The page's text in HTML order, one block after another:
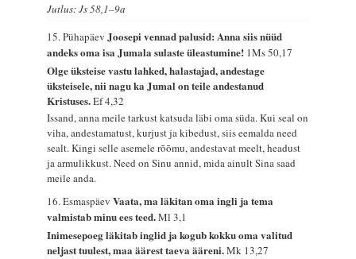
Jutlus: Js 58,1–9a
15. PühapäevJoosepi vennad palusid: Anna siis nüüd
andeks oma isa Jumala sulaste üleastumine! 1Ms 50,17
Olge üksteise vastu lahked, halastajad, andestage
üksteisele, nii nagu ka Jumal on teile andestanud
Kristuses.Ef 4,32
Issand, anna meile tarkust katsuda läbi oma süda. Kui seal on
viha, andestamatust, kurjust ja kibedust, siis eemalda need
sealt. Kingi selle asemele rõõmu, andestavat meelt, headust
ja armulikkust. Need on Sinu annid, mida ainult Sina saad
meile anda.
16. EsmaspäevVaata, ma läkitan oma ingli ja tema
valmistab minu ees teed.Ml 3,1
Inimesepoeg läkitab inglid ja kogub kokku oma valitud
neljast tuulest, maa äärest taeva ääreni.Mk 13,27